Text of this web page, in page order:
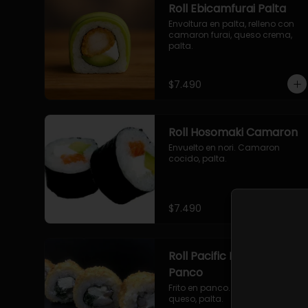
Roll Ebicamfurai Palta
Envoltura en palta, relleno con
camaron furai, queso crema,
palta.
$7.490
Roll Hosomaki Camaron
Envuelto en nori. Camaron
cocido, palta.
$7.490
Roll Pacific Furai en
Panco
Frito en panco. Camaron furai,
queso, palta.